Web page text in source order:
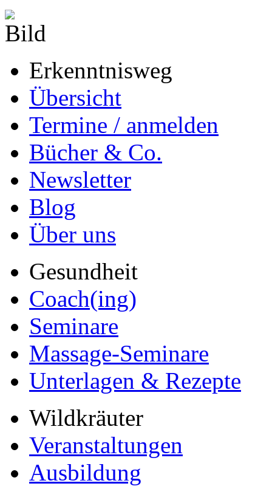
Erkenntnisweg
Übersicht
Termine / anmelden
Bücher & Co.
Newsletter
Blog
Über uns
Gesundheit
Coach(ing)
Seminare
Massage-Seminare
Unterlagen & Rezepte
Wildkräuter
Veranstaltungen
Ausbildung